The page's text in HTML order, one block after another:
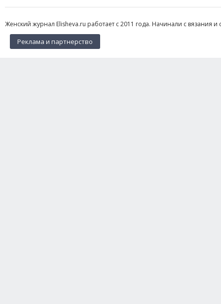
Женский журнал Elisheva.ru работает с 2011 года. Начинали с вязания
Реклама и партнерство